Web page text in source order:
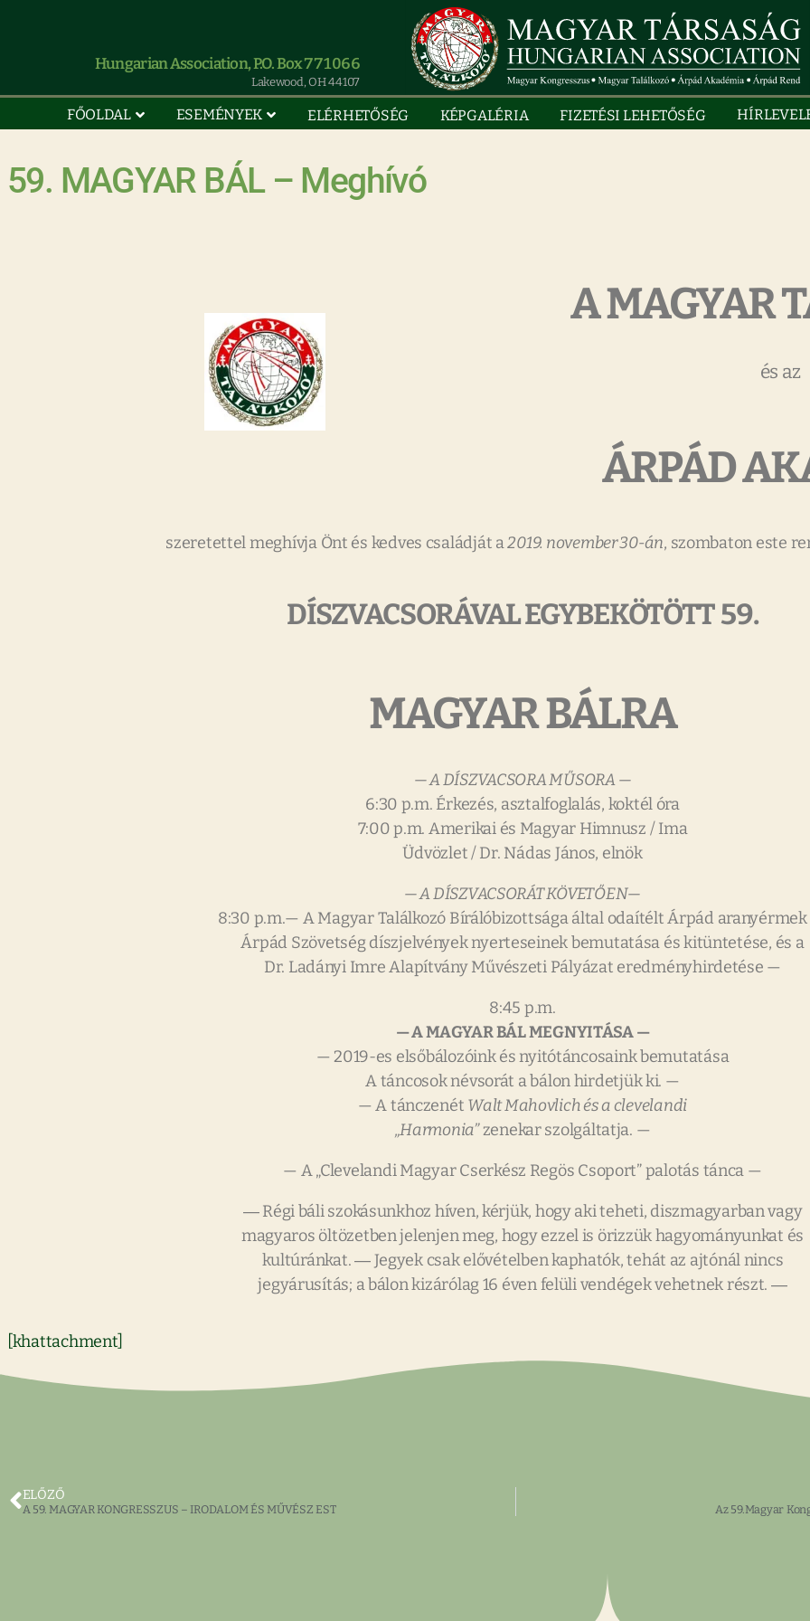
Hungarian Association, P.O. Box 771066
Lakewood, OH 44107
FŐOLDAL ESEMÉNYEK ELÉRHETŐSÉG KÉPGALÉRIA FIZETÉSI LEHETŐSÉG
59. MAGYAR BÁL – Meghívó
A MAGYAR
és az
ÁRPÁD
szeretettel meghívja Önt és kedves családját a2019. november 30-án, szombaton este
DÍSZVACSORÁVAL EGYBEKÖTÖTT 59.
MAGYAR BÁLRA
— A DÍSZVACSORA MŰSORA —
6:30 p.m. Érkezés, asztalfoglalás, koktél óra
7:00 p.m. Amerikai és Magyar Himnusz / Ima
Üdvözlet / Dr. Nádas János, elnök
— A DÍSZVACSORÁT KÖVETŐEN—
8:30 p.m.— A Magyar Találkozó Bírálóbizottsága által odaítélt Árpád aranyérmek
Árpád Szövetség díszjelvények nyerteseinek bemutatása és kitüntetése, és a
Dr. Ladányi Imre Alapítvány Művészeti Pályázat eredményhirdetése —
8:45 p.m.
— A MAGYAR BÁL MEGNYITÁSA —
— 2019-es elsőbálozóink és nyitótáncosaink bemutatása
A táncosok névsorát a bálon hirdetjük ki. —
— A tánczenét Walt Mahovlich és a clevelandi
„Harmonia”zenekar szolgáltatja. —
— A „Clevelandi Magyar Cserkész Regös Csoport” palotás tánca —
― Régi báli szokásunkhoz híven, kérjük, hogy aki teheti, diszmagyarban vagy
magyaros öltözetben jelenjen meg, hogy ezzel is örizzük hagyományunkat és
kultúránkat. ― Jegyek csak elővételben kaphatók, tehát az ajtónál nincs
jegyárusítás; a bálon kizárólag 16 éven felüli vendégek vehetnek részt. ―
[khattachment]
ELŐZŐ
A 59. MAGYAR KONGRESSZUS – IRODALOM ÉS MŰVÉSZ EST Az 59.Magyar